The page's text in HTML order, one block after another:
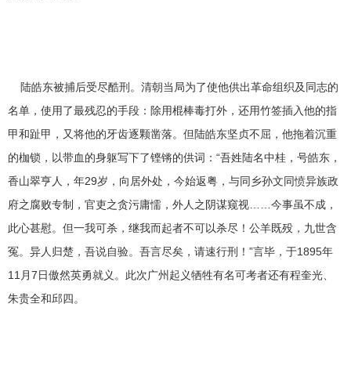
陆皓东被捕后受尽酷刑。清朝当局为了使他供出革命组织及同志的
名单，使用了最残忍的手段：除用棍棒毒打外，还用竹签插入他的指
甲和趾甲，又将他的牙齿逐颗凿落。但陆皓东坚贞不屈，他拖着沉重
的枷锁，以带血的身躯写下了铿锵的供词：“吾姓陆名中桂，号皓东，
香山翠亨人，年29岁，向居外处，今始返粤，与同乡孙文同愤异族政
府之腐败专制，官吏之贪污庸懦，外人之阴谋窥视……今事虽不成，
此心甚慰。但一我可杀，继我而起者不可以杀尽！公羊既殁，九世含
冤。异人归楚，吾说自验。吾言尽矣，请速行刑！”言毕，于1895年
11月7日傲然英勇就义。此次广州起义牺牲有名可考者还有程奎光、
朱贵全和邱四。